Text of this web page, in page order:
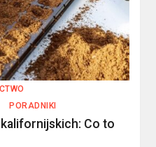
PORADNIKI
Co to